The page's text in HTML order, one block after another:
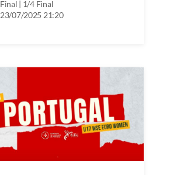
Final | 1/4 Final
23/07/2025 21:20